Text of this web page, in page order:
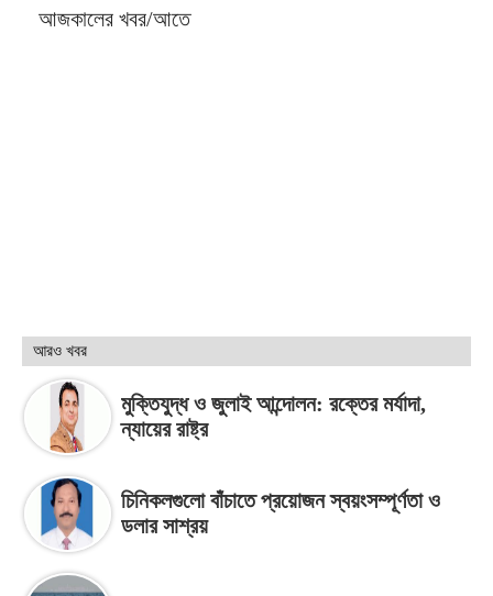
আজকালের খবর/আতে
আরও খবর
মুক্তিযুদ্ধ ও জুলাই আন্দোলন: রক্তের মর্যাদা,
ন্যায়ের রাষ্ট্র
চিনিকলগুলো বাঁচাতে প্রয়োজন স্বয়ংসম্পূর্ণতা ও
ডলার সাশ্রয়